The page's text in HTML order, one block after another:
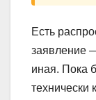
Есть
заявление
иная. Пока
технически